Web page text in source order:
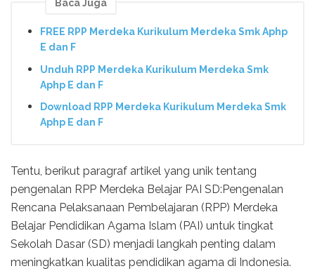
Baca Juga
FREE RPP Merdeka Kurikulum Merdeka Smk Aphp
E dan F
Unduh RPP Merdeka Kurikulum Merdeka Smk
Aphp E dan F
Download RPP Merdeka Kurikulum Merdeka Smk
Aphp E dan F
Tentu, berikut paragraf artikel yang unik tentang
pengenalan RPP Merdeka Belajar PAI SD:Pengenalan
Rencana Pelaksanaan Pembelajaran (RPP) Merdeka
Belajar Pendidikan Agama Islam (PAI) untuk tingkat
Sekolah Dasar (SD) menjadi langkah penting dalam
meningkatkan kualitas pendidikan agama di Indonesia.